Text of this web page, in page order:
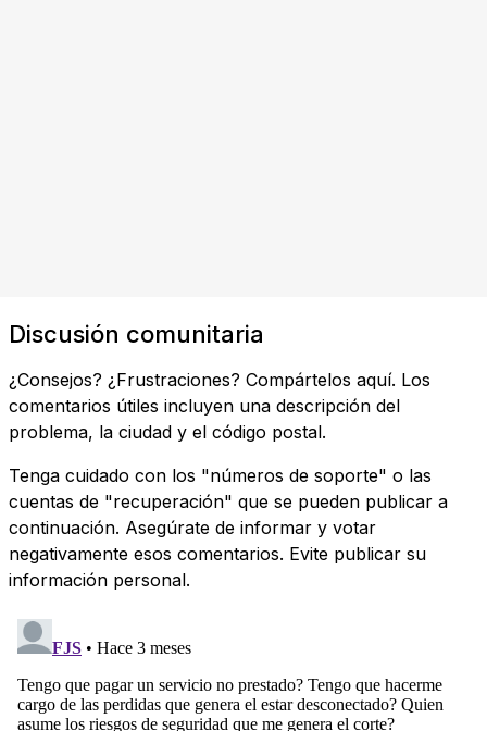
Discusión comunitaria
¿Consejos? ¿Frustraciones? Compártelos aquí. Los
comentarios útiles incluyen una descripción del
problema, la ciudad y el código postal.
Tenga cuidado con los "números de soporte" o las
cuentas de "recuperación" que se pueden publicar a
continuación. Asegúrate de informar y votar
negativamente esos comentarios. Evite publicar su
información personal.